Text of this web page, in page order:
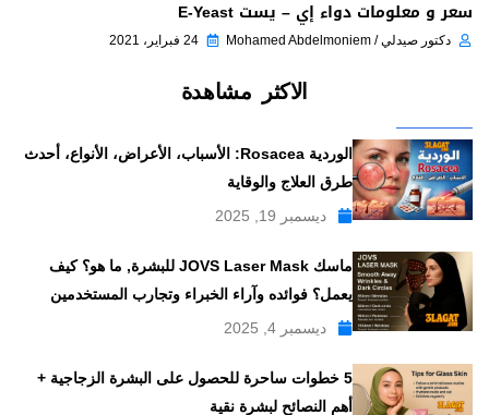
سعر و معلومات دواء إي – يست E-Yeast
دكتور صيدلي / Mohamed Abdelmoniem 24 فبراير، 2021
الاكثر مشاهدة
الوردية Rosacea: الأسباب، الأعراض، الأنواع، أحدث
طرق العلاج والوقاية
ديسمبر 19, 2025
ماسك JOVS Laser Mask للبشرة, ما هو؟ كيف
يعمل؟ فوائده وآراء الخبراء وتجارب المستخدمين
ديسمبر 4, 2025
5 خطوات ساحرة للحصول على البشرة الزجاجية +
أهم النصائح لبشرة نقية